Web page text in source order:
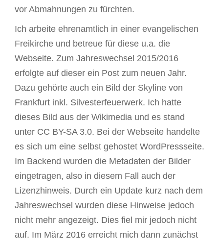
vor Abmahnungen zu fürchten.
Ich arbeite ehrenamtlich in einer evangelischen
Freikirche und betreue für diese u.a. die
Webseite. Zum Jahreswechsel 2015/2016
erfolgte auf dieser ein Post zum neuen Jahr.
Dazu gehörte auch ein Bild der Skyline von
Frankfurt inkl. Silvesterfeuerwerk. Ich hatte
dieses Bild aus der Wikimedia und es stand
unter CC BY-SA 3.0. Bei der Webseite handelte
es sich um eine selbst gehostet WordPressseite.
Im Backend wurden die Metadaten der Bilder
eingetragen, also in diesem Fall auch der
Lizenzhinweis. Durch ein Update kurz nach dem
Jahreswechsel wurden diese Hinweise jedoch
nicht mehr angezeigt. Dies fiel mir jedoch nicht
auf. Im März 2016 erreicht mich dann zunächst